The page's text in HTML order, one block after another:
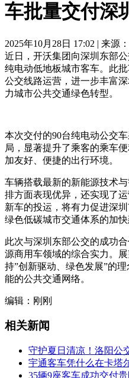
车批量交付深
2025年10月28日 17:02 | 来源
近日，开沃集团向深圳东部
纯电动低地板城市客车。此
公交线路运营，进一步丰富
力城市公共交通绿色转型。
本次交付的90台纯电动公交
局，显著提升了乘客的乘车
加友好、便捷的出行环境。
车辆搭载最新的新能源技术
排方面表现优异，还实现了
新车的投运，将有力促进深
绿色低碳城市交通体系的加快
此次与深圳东部公交的成功
源商用车领域的综合实力。
持”创新驱动、绿色发展”的
能的公共交通网络。
编辑：刚刚
相关新闻
守护夏日清凉！洛阳公
宇通客车凭什么在卡塔
35辆9座客车成功交付